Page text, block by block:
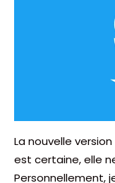
La nouvelle
est certaine, elle
Personnellement,